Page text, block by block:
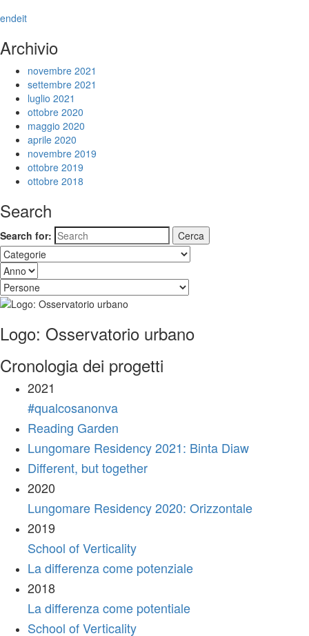
endeit
Archivio
novembre 2021
settembre 2021
luglio 2021
ottobre 2020
maggio 2020
aprile 2020
novembre 2019
ottobre 2019
ottobre 2018
Search
Search for:
Logo: Osservatorio urbano
Cronologia dei progetti
2021
#qualcosanonva
Reading Garden
Lungomare Residency 2021: Binta Diaw
Different, but together
2020
Lungomare Residency 2020: Orizzontale
2019
School of Verticality
La differenza come potenziale
2018
La differenza come potentiale
School of Verticality